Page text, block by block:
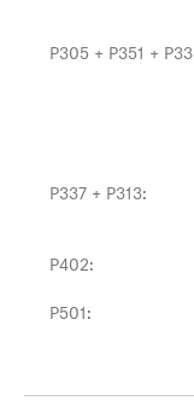
P305 + P351 +
P337 + P313:
P402:
P501: